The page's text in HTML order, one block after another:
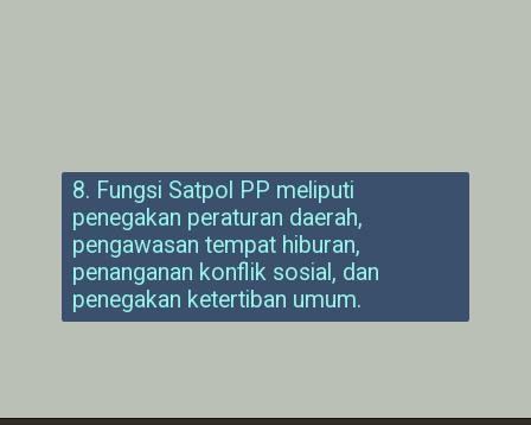
8. Fungsi Satpol PP meliputi
penegakan peraturan daerah,
pengawasan tempat hiburan,
penanganan konflik sosial, dan
penegakan ketertiban umum.